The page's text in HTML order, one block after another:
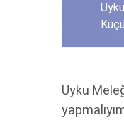
Uyku